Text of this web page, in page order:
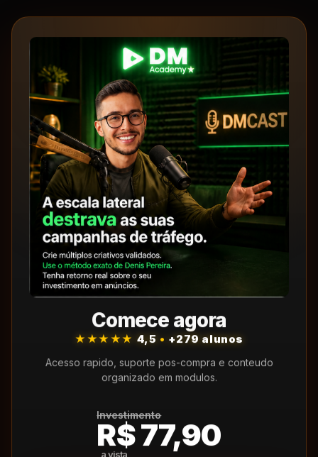
Comece agora
★★★★★ 4,5 • +279 alunos
Acesso rapido, suporte pos-compra e conteudo
organizado em modulos.
Investimento
R$ 77,90